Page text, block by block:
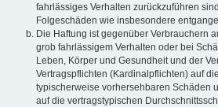
fahrlässiges Verhalten zurückzuführen
Folgeschäden wie insbesondere
Die Haftung ist gegenüber Verbrauchern
grob fahrlässigem Verhalten oder bei
Leben, Körper und Gesundheit und der
Vertragspflichten (Kardinalpflichten) auf
typischerweise vorhersehbaren Schäden
auf die vertragstypischen